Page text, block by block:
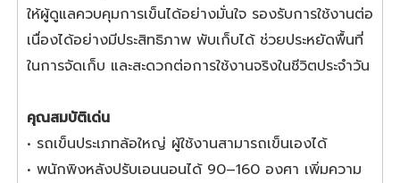
ให้ผู้ดูแลควบคุมการเข็นได้อย่างมั่นใจ รองรับการใช้งานต่อ
เนื่องได้อย่างมีประสิทธิภาพ พับเก็บได้ ช่วยประหยัดพื้นที่
ในการจัดเก็บ และสะดวกต่อการใช้งานจริงในชีวิตประจำวัน
คุณสมบัติเด่น
• รถเข็นประเภทล้อใหญ่ ผู้ใช้งานสามารถเข็นเองได้
• พนักพิงหลังปรับเอนนอนได้ 90–160 องศา เพิ่มความ